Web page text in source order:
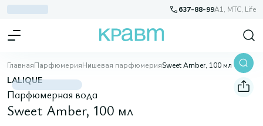
637-88-99A1, МТС, Life
ГлавнаяПарфюмерияНишевая парфюмерияSweet Amber, 100 мл
LALIQUE
Парфюмерная вода
Sweet Amber, 100 мл